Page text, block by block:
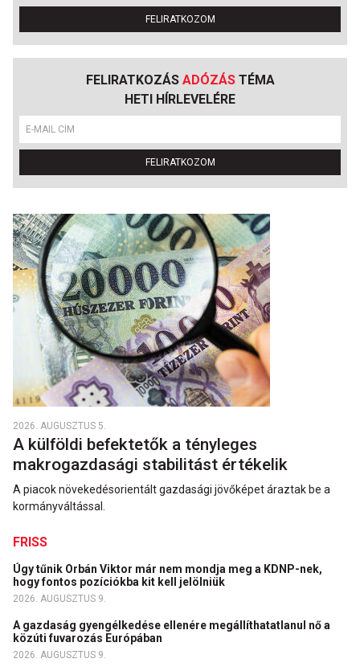
FELIRATKOZOM
FELIRATKOZÁS ADÓZÁSTÉMA
HETI HÍRLEVELÉRE
FELIRATKOZOM
2026. AUGUSZTUS 5.
A külföldi befektetők a tényleges
makrogazdasági stabilitást értékelik
A piacok növekedésorientált gazdasági jövőképet áraztak be a
kormányváltással.
FRISS
Úgy tűnik Orbán Viktor már nem mondja meg a KDNP-nek,
hogy fontos pozíciókba kit kell jelölniük
2026. AUGUSZTUS 9.
A gazdaság gyengélkedése ellenére megállíthatatlanul nő a
közúti fuvarozás Európában
2026. AUGUSZTUS 9.